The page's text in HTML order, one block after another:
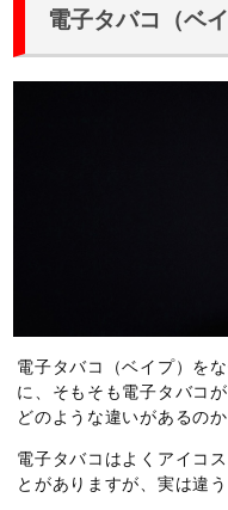
電子タバコ（ベ
電子タバコ（ベイプ）を
に、そもそも電子タバコ
どのような違いがあるの
電子タバコはよくアイコ
とがありますが、実は違う